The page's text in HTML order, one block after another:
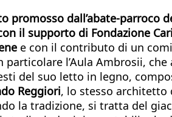
dall’abate-parroco
il supporto di Fondazione
e con il contributo di un
l’Aula Ambrosii,
del suo letto in legno,
Reggiori, lo stesso architetto
la tradizione, si tratta del